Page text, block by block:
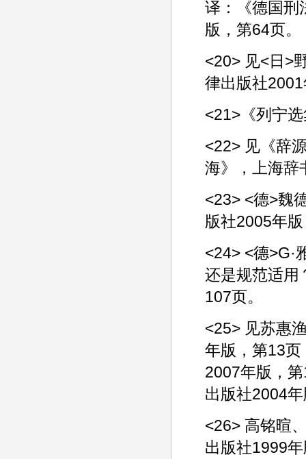
译：《德国刑
版，第64页。
<20> 见<日>
律出版社
<21>《列宁
<22> 见《辞
海》，上海辞
<23> <德>魏
版社2005年
<24> <德>G·
还是规范适用
107页。
<25> 见苏惠
年版，第13
2007年版，
出版社2004
<26> 高铭暄
出版社1999